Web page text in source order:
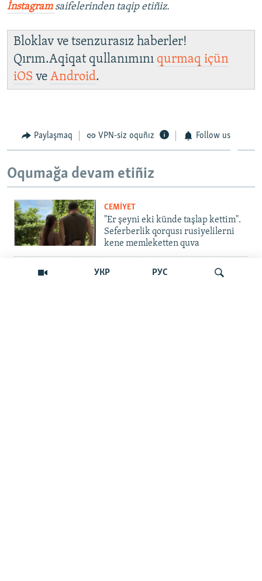
УКР РУС
İnstagram saifelerinden taqip etiñiz.
Bloklav ve tsenzurasız haberler!
Qırım.Aqiqat qullanımını qurmaq içün
iOS ve Android.
Paylaşmaq VPN-siz oquñız Follow us
Oqumağa devam etiñiz
CEMİYET
"Er şeyni eki künde taşlap kettim".
Seferberlik qorqusı rusiyelilerni
kene memleketten quva
İNSAN AQLARI